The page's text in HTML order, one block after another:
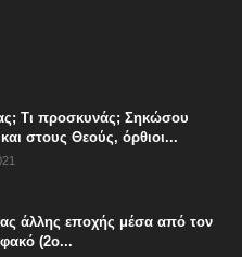
Τι προσκυνάς; Σηκώσου
στους Θεούς, όρθιοι...
άλλης εποχής μέσα από τον
(2ο...